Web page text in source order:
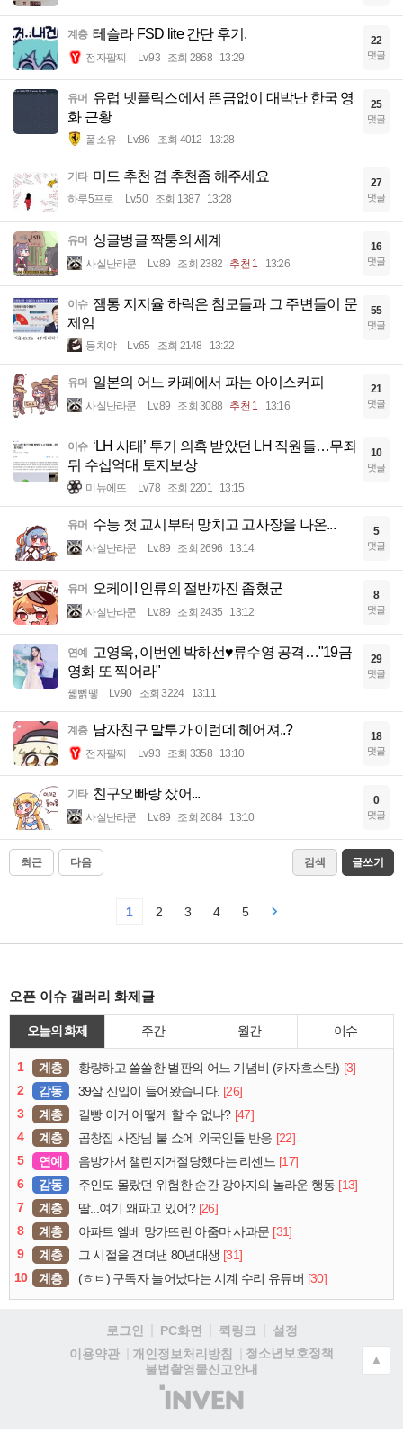
계층 테슬라 FSD lite 간단 후기.
전자팔찌 Lv.93 조회 2868 13:29
22
댓글
유머 유럽 넷플릭스에서 뜬금없이 대박난 한국 영
화 근황
풀소유 Lv.86 조회 4012 13:28
25
댓글
기타 미드 추천 겸 추천좀 해주세요
하루5프로 Lv.50 조회 1387 13:28
27
댓글
유머 싱글벙글 짝퉁의 세계
사실난라쿤 Lv.89 조회 2382 추천 1 13:26
16
댓글
이슈 잼통 지지율 하락은 참모들과 그 주변들이 문
제임
뭉치야 Lv.65 조회 2148 13:22
55
댓글
유머 일본의 어느 카페에서 파는 아이스커피
사실난라쿤 Lv.89 조회 3088 추천 1 13:16
21
댓글
이슈 ‘LH 사태’ 투기 의혹 받았던 LH 직원들…무죄
뒤 수십억대 토지보상
미뉴에뜨 Lv.78 조회 2201 13:15
10
댓글
유머 수능 첫 교시부터 망치고 고사장을 나온...
사실난라쿤 Lv.89 조회 2696 13:14
5
댓글
유머 오케이! 인류의 절반까진 좁혔군
사실난라쿤 Lv.89 조회 2435 13:12
8
댓글
연예 고영욱, 이번엔 박하선♥류수영 공격…"19금
영화 또 찍어라"
꿻뻵뗗 Lv.90 조회 3224 13:11
29
댓글
계층 남자친구 말투가 이런데 헤어져..?
전자팔찌 Lv.93 조회 3358 13:10
18
댓글
기타 친구오빠랑 잤어...
사실난라쿤 Lv.89 조회 2684 13:10
0
댓글
최근 다음 검색 글쓰기
1 2 3 4 5
오픈 이슈 갤러리 화제글
오늘의 화제 주간 월간 이슈
1 계층 황량하고 쓸쓸한 벌판의 어느 기념비 (카자흐스탄) [3]
2
감동 39살 신입이 들어왔습니다. [26]
3
계층 길빵 이거 어떻게 할 수 없나? [47]
4
계층 곱창집 사장님 불 쇼에 외국인들 반응 [22]
5
연예 음방가서 챌린지거절당했다는 리센느 [17]
6
감동 주인도 몰랐던 위험한 순간 강아지의 놀라운 행동 [13]
7
계층 딸...여기 왜파고 있어? [26]
8
계층 아파트 엘베 망가뜨린 아줌마 사과문 [31]
9
계층 그 시절을 견뎌낸 80년대생 [31]
10
계층 (ㅎㅂ) 구독자 늘어났다는 시계 수리 유튜버 [30]
로그인 PC화면 퀵링크
설정
이용약관
개인정보처리방침
청소년보호정책
불법촬영물신고안내
(주)
인
▲